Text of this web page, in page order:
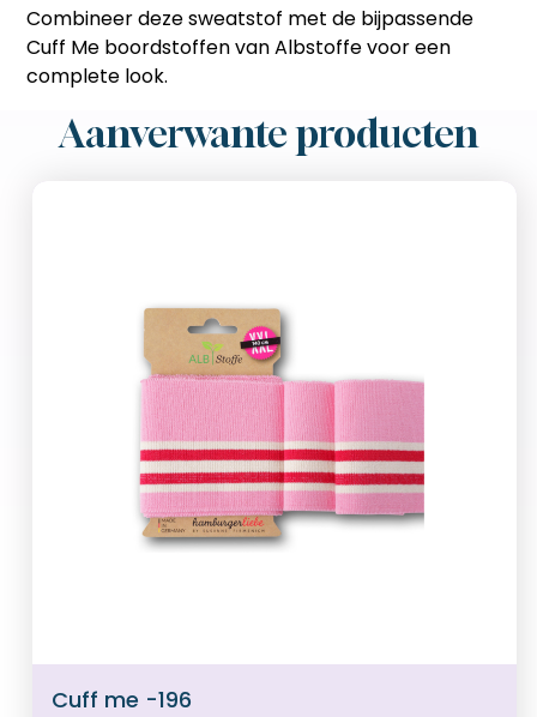
Combineer deze sweatstof met de bijpassende
Cuff Me boordstoffen van Albstoffe voor een
complete look.
Aanverwante producten
Cuff me -196